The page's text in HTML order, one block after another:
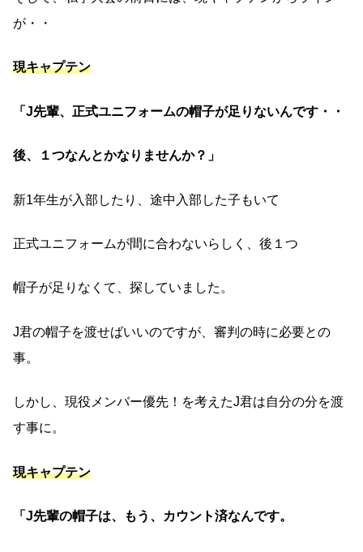
が・・
現キャプテン
「J先輩、正式ユニフォームの帽子が足りないんです・・
後、１つなんとかなりませんか？」
新1年生が入部したり、途中入部した子もいて
正式ユニフォームが間に合わないらしく、後１つ
帽子が足りなくて、探していました。
J君の帽子を渡せばいいのですが、審判の時に必要との
事。
しかし、現役メンバー優先！を考えたJ君は自分の分を渡
す事に。
現キャプテン
「J先輩の帽子は、もう、カウント済なんです。